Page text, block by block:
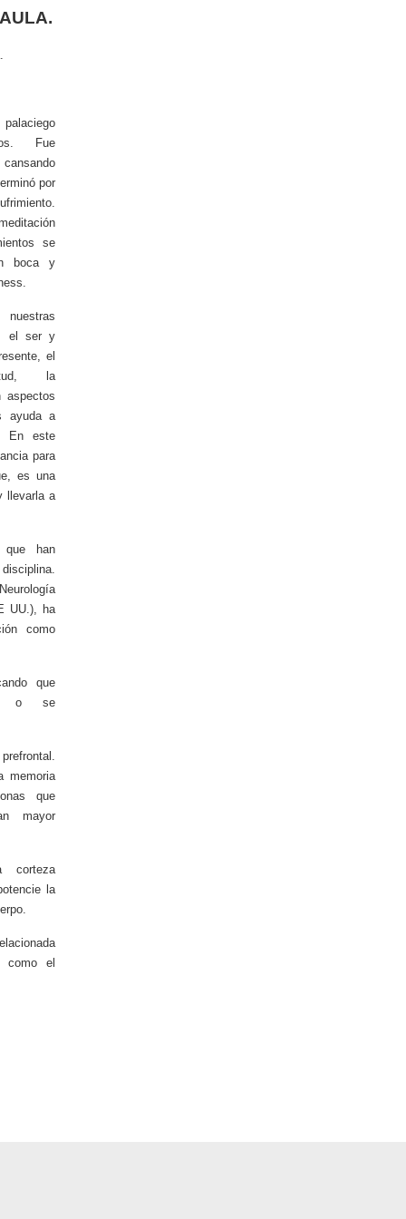
Fue
por
se
boca y
el ser y
el
la
aspectos
ayuda a
En este
para
es una
llevarla a
que han
UU.), ha
como
que
o se
memoria
que
mayor
la
como el